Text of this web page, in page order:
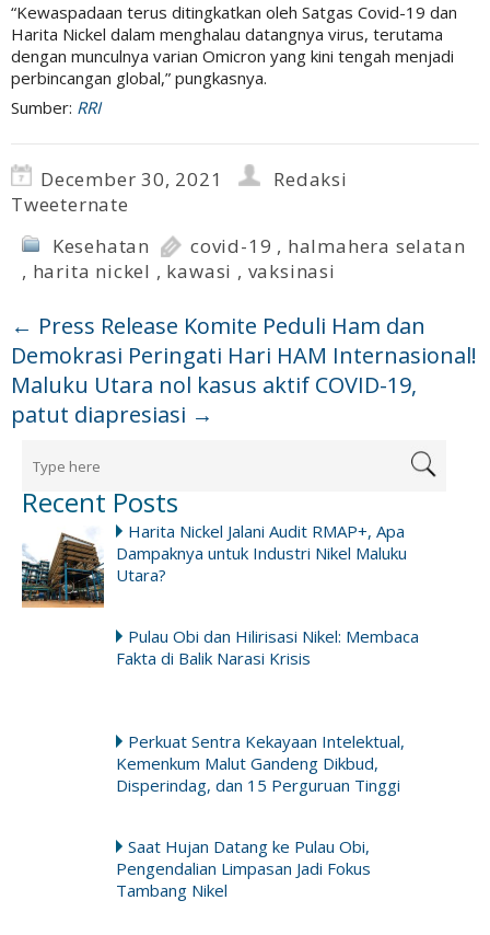
“Kewaspadaan terus ditingkatkan oleh Satgas Covid-19 dan
Harita Nickel dalam menghalau datangnya virus, terutama
dengan munculnya varian Omicron yang kini tengah menjadi
perbincangan global,” pungkasnya.
Sumber: RRI
December 30, 2021
Redaksi
Tweeternate
Kesehatan
covid-19 , halmahera selatan
, harita nickel , kawasi , vaksinasi
← Press Release Komite Peduli Ham dan
Demokrasi Peringati Hari HAM Internasional!
Maluku Utara nol kasus aktif COVID-19,
patut diapresiasi →
Recent Posts
Harita Nickel Jalani Audit RMAP+, Apa
Dampaknya untuk Industri Nikel Maluku
Utara?
Pulau Obi dan Hilirisasi Nikel: Membaca
Fakta di Balik Narasi Krisis
Perkuat Sentra Kekayaan Intelektual,
Kemenkum Malut Gandeng Dikbud,
Disperindag, dan 15 Perguruan Tinggi
Saat Hujan Datang ke Pulau Obi,
Pengendalian Limpasan Jadi Fokus
Tambang Nikel